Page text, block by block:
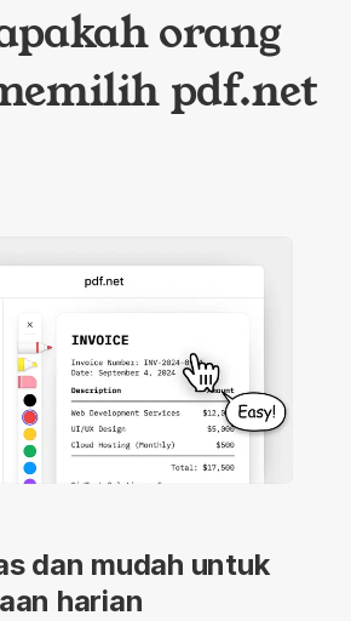
orang
pdf.net
dan mudah untuk
harian